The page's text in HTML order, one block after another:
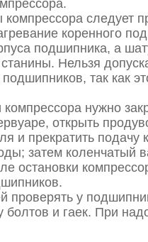
следует
коренного
подшипника, а
Нельзя
так как
компрессора нужно
открыть
и прекратить подачу
затем коленчатый
остановки
проверять у
болтов и гаек. При